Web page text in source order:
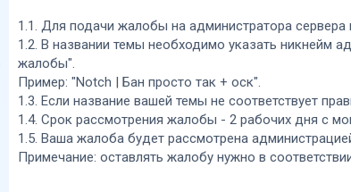
1.1. Для подачи жалобы на администратора
1.2. В названии темы необходимо указать никнейм
жалобы".
Пример: "Notch | Бан просто так + оск".
1.3. Если название вашей темы не соответствует
1.4. Срок рассмотрения жалобы - 2 рабочих дня с
1.5. Ваша жалоба будет рассмотрена
Примечание: оставлять жалобу нужно в